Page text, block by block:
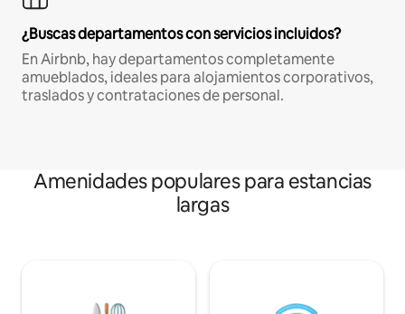
¿Buscas departamentos con servicios incluidos?
En Airbnb, hay departamentos completamente
amueblados, ideales para alojamientos corporativos,
traslados y contrataciones de personal.
Amenidades populares para estancias
largas